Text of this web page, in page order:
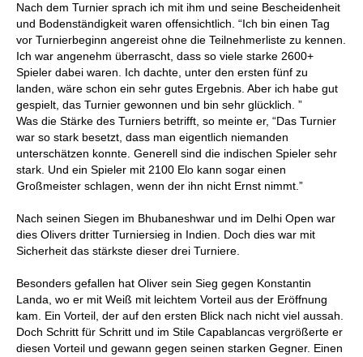
Nach dem Turnier sprach ich mit ihm und seine Bescheidenheit
und Bodenständigkeit waren offensichtlich. “Ich bin einen Tag
vor Turnierbeginn angereist ohne die Teilnehmerliste zu kennen.
Ich war angenehm überrascht, dass so viele starke 2600+
Spieler dabei waren. Ich dachte, unter den ersten fünf zu
landen, wäre schon ein sehr gutes Ergebnis. Aber ich habe gut
gespielt, das Turnier gewonnen und bin sehr glücklich. ”
Was die Stärke des Turniers betrifft, so meinte er, “Das Turnier
war so stark besetzt, dass man eigentlich niemanden
unterschätzen konnte. Generell sind die indischen Spieler sehr
stark. Und ein Spieler mit 2100 Elo kann sogar einen
Großmeister schlagen, wenn der ihn nicht Ernst nimmt.”
Nach seinen Siegen im Bhubaneshwar und im Delhi Open war
dies Olivers dritter Turniersieg in Indien. Doch dies war mit
Sicherheit das stärkste dieser drei Turniere.
Besonders gefallen hat Oliver sein Sieg gegen Konstantin
Landa, wo er mit Weiß mit leichtem Vorteil aus der Eröffnung
kam. Ein Vorteil, der auf den ersten Blick nach nicht viel aussah.
Doch Schritt für Schritt und im Stile Capablancas vergrößerte er
diesen Vorteil und gewann gegen seinen starken Gegner. Einen